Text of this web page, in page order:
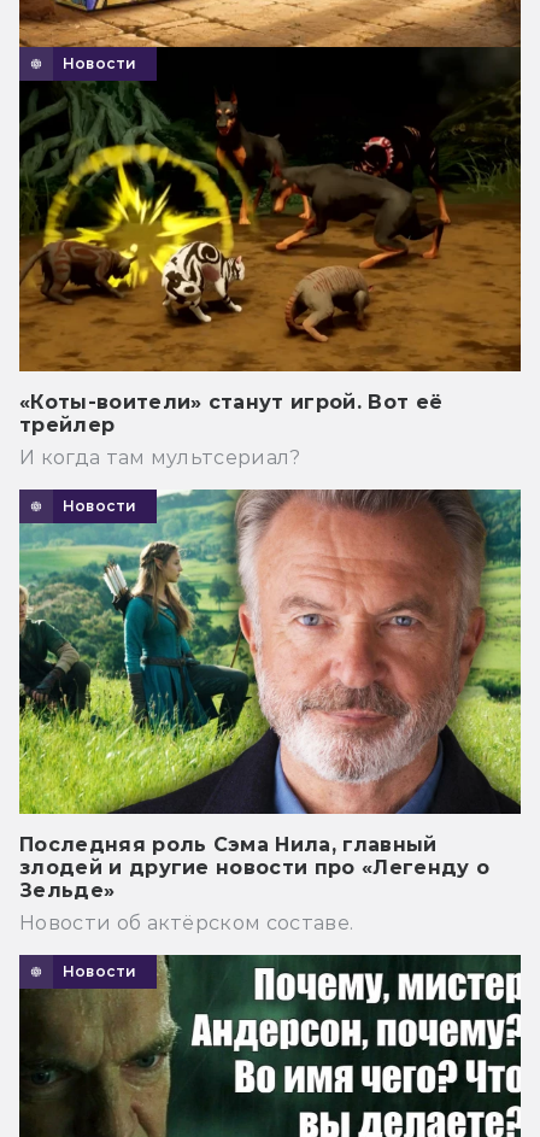
Новости
«Коты-воители» станут игрой. Вот её
трейлер
И когда там мультсериал?
Новости
Последняя роль Сэма Нила, главный
злодей и другие новости про «Легенду о
Зельде»
Новости об актёрском составе.
Новости